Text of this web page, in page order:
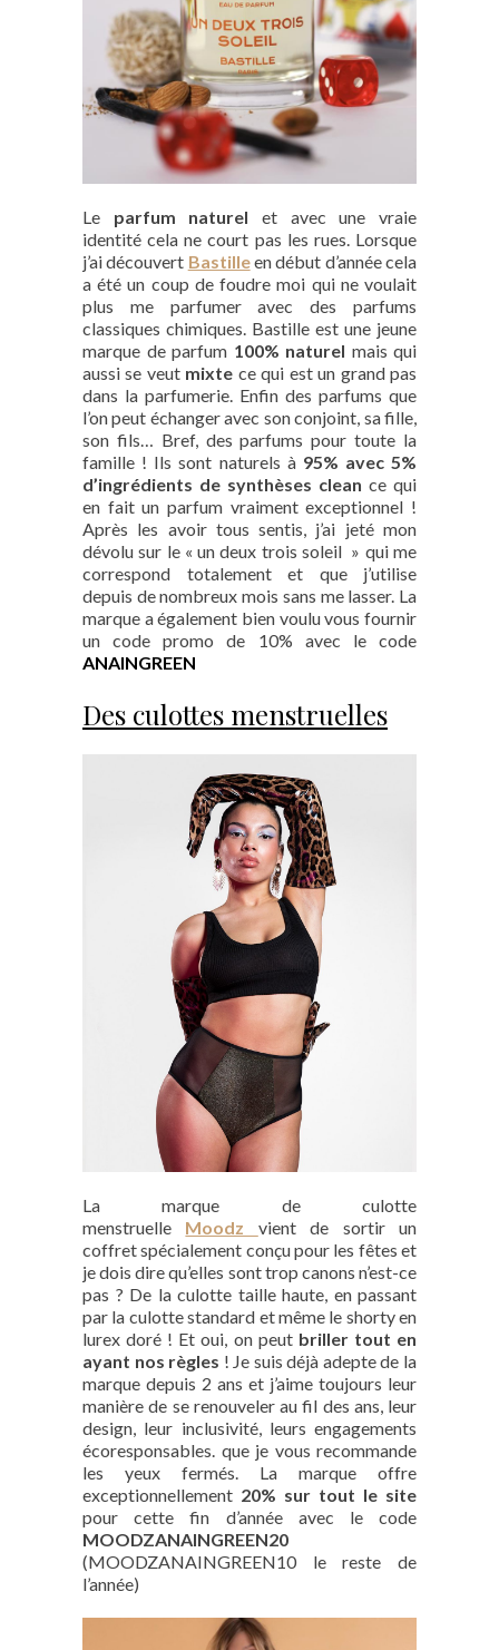
Le parfum naturel et avec une vraie
identité cela ne court pas les rues. Lorsque
j’ai découvert Bastilleen début d’année cela
a été un coup de foudre moi qui ne voulait
plus me parfumer avec des parfums
classiques chimiques. Bastille est une jeune
marque de parfum 100% naturel mais qui
aussi se veut mixte ce qui est un grand pas
dans la parfumerie. Enfin des parfums que
l’on peut échanger avec son conjoint, sa fille,
son fils… Bref, des parfums pour toute la
famille ! Ils sont naturels à 95% avec 5%
d’ingrédients de synthèses clean ce qui
en fait un parfum vraiment exceptionnel !
Après les avoir tous sentis, j’ai jeté mon
dévolu sur le « un deux trois soleil » qui me
correspond totalement et que j’utilise
depuis de nombreux mois sans me lasser. La
marque a également bien voulu vous fournir
un code promo de 10% avec le code
ANAINGREEN
Des culottes menstruelles
La marque de culotte
menstruelle Moodz vient de sortir un
coffret spécialement conçu pour les fêtes et
je dois dire qu’elles sont trop canons n’est-ce
pas ? De la culotte taille haute, en passant
par la culotte standard et même le shorty en
lurex doré ! Et oui, on peut briller tout en
ayant nos règles ! Je suis déjà adepte de la
marque depuis 2 ans et j’aime toujours leur
manière de se renouveler au fil des ans, leur
design, leur inclusivité, leurs engagements
écoresponsables. que je vous recommande
les yeux fermés. La marque offre
exceptionnellement 20% sur tout le site
pour cette fin d’année avec le code
MOODZANAINGREEN20
(MOODZANAINGREEN10 le reste de
l’année)